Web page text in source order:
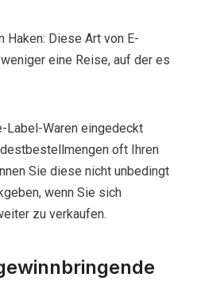
Haken: Diese Art von E-
eine Reise, auf der es
Label-Waren eingedeckt
oft Ihren
Sie diese nicht unbedingt
wenn Sie sich
zu verkaufen.